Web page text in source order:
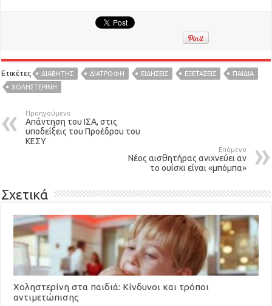
Ετικέτες ΔΙΑΒΗΤΗΣ ΔΙΑΤΡΟΦΉ ΕΙΔΉΣΕΙΣ ΕΞΕΤΑΣΕΙΣ
ΠΑΙΔΙΑ
ΧΟΛΗΣΤΕΡΙΝΗ
Προηγούμενο
Απάντηση του ΙΣΑ, στις
υποδείξεις του Προέδρου του
ΚΕΣΥ
Επόμενο
Νέος αισθητήρας ανιχνεύει αν
το ουίσκι είναι «μπόμπα»
Σχετικά
Χοληστερίνη στα παιδιά: Κίνδυνοι και τρόποι
αντιμετώπισης